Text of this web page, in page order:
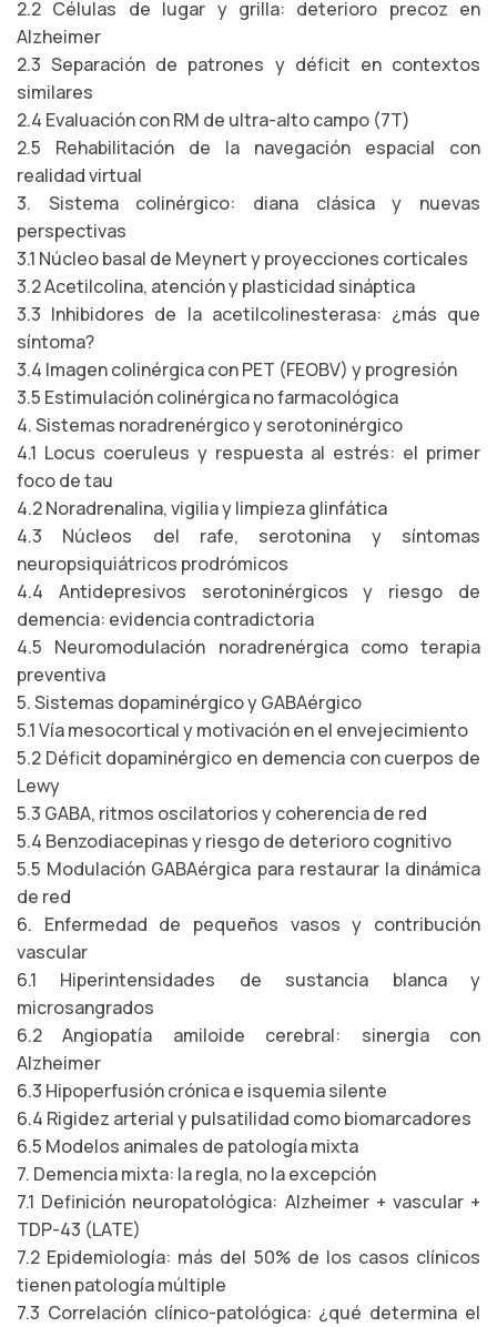
2.2 Células de lugar y grilla: deterioro precoz en
Alzheimer
2.3 Separación de patrones y déficit en contextos
similares
2.4 Evaluación con RM de ultra-alto campo (7T)
2.5 Rehabilitación de la navegación espacial con
realidad virtual
3. Sistema colinérgico: diana clásica y nuevas
perspectivas
3.1 Núcleo basal de Meynert y proyecciones corticales
3.2 Acetilcolina, atención y plasticidad sináptica
3.3 Inhibidores de la acetilcolinesterasa: ¿más que
síntoma?
3.4 Imagen colinérgica con PET (FEOBV) y progresión
3.5 Estimulación colinérgica no farmacológica
4. Sistemas noradrenérgico y serotoninérgico
4.1 Locus coeruleus y respuesta al estrés: el primer
foco de tau
4.2 Noradrenalina, vigilia y limpieza glinfática
4.3 Núcleos del rafe, serotonina y síntomas
neuropsiquiátricos prodrómicos
4.4 Antidepresivos serotoninérgicos y riesgo de
demencia: evidencia contradictoria
4.5 Neuromodulación noradrenérgica como terapia
preventiva
5. Sistemas dopaminérgico y GABAérgico
5.1 Vía mesocortical y motivación en el envejecimiento
5.2 Déficit dopaminérgico en demencia con cuerpos de
Lewy
5.3 GABA, ritmos oscilatorios y coherencia de red
5.4 Benzodiacepinas y riesgo de deterioro cognitivo
5.5 Modulación GABAérgica para restaurar la dinámica
de red
6. Enfermedad de pequeños vasos y contribución
vascular
6.1 Hiperintensidades de sustancia blanca y
microsangrados
6.2 Angiopatía amiloide cerebral: sinergia con
Alzheimer
6.3 Hipoperfusión crónica e isquemia silente
6.4 Rigidez arterial y pulsatilidad como biomarcadores
6.5 Modelos animales de patología mixta
7. Demencia mixta: la regla, no la excepción
7.1 Definición neuropatológica: Alzheimer + vascular +
TDP-43 (LATE)
7.2 Epidemiología: más del 50% de los casos clínicos
tienen patología múltiple
7.3 Correlación clínico-patológica: ¿qué determina el